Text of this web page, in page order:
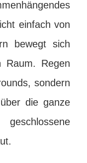
einfach von
bewegt sich
Raum. Regen
sondern
die ganze